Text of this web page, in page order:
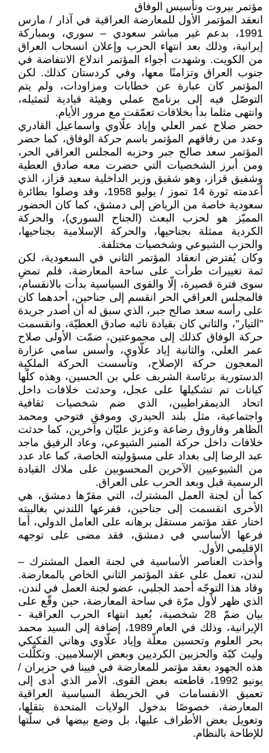
مؤتمر بيروت وتأسيس الوفاق
انعقد المؤتمر الأول للمعارضة العراقية في آذار / مارس
1991، بدعم غير مباشر سعودي – سوري، وبمباركة
إيرانية، وذلك بعد انتهاء الحرب وإعلان انسحاب العراق
من الكويت. وشهدت أجواء المؤتمر اندلاع الانتفاضة في
جنوب العراق وتزامنًا معها، وفي كردستان كذلك. لكن
المؤتمر كان عبارة عن خطابات ومزاودات، ولم يتم
التوصّل فيه إلى برنامج عملي وهيئة قيادية لتمثيله،
وانتهى مثلما بدأ بخلافات تعمّقت مع مرور الأيام.
حضر صلاح عمر العلي وإياد علّاوي واسماعيل القادري
وعدد من رفاقهم المؤتمر باسم حركة الوفاق، كما حضر
المؤتمر سعد صالح جبر وحزبه المجلس العراقي الحر،
ومن أبرز الشخصيات التي حضرت معه صادق العطية
وشفيق قزاز، وهو شقيق وزير الداخلية سعيد قزاز، الذي
أعدمته ثورة 14 تموز / يوليو 1958، وقد وصلوا بطائرة
سعودية خاصة من الرياض إلى دمشق، كما كان الحضور
المميّز هو لحزب البعث (الجناح السوري)، والحركة
الكردية ممثلة بجناحيها، والحركة الإسلامية بجناحيها،
والحزب الشيوعي وشخصيات مختلفة.
وكان يُفترض انعقاد المؤتمر الثاني في السعودية، لكن
ثمة تغييرات طرأت على ساحة المعارضة، فلم تمضِ
سوى فترة قصيرة، إلّا والقوى السياسية بدأت بالانقسام،
فالمجلس العراقي الحر انقسم إلى جناحين، أحدهما كان
على رأسه سعد صالح جبر، الذي سبق له أن أصدر جريدة
"التيار"، والثاني كان بقيادة نائبه صادق العطيّة، وانقسمت
حركة الوفاق كذلك إلى مجموعتين، ضمّت الأولى صلاح
عمر العلي، والثانية إياد علّاوي، وأسس سامي عزارة
المعجون حركة الإصلاح، وتأسست الحركة الملكية
الدستورية برئاسة الشريف علي بن الحسين، وهذه كلّها
كيانات تم تشكيلها على عجل، وحدثت خلافات داخل
اتحاد الديمقراطيين، الذي ضم شخصيات ثقافية
واجتماعية، مثل بلند الحيدري وموفق فتوحي ومحمد
الظاهر وفاروق رضاعة وعزيز عليّان وآخرين، كما حدثت
خلافات داخل حركة المنبر الشيوعي، وعاد الرفيق ماجد
عبد الرضا إلى بغداد على مسؤوليته الخاصة، كما عاد عدد
من الشيوعيين الآخرين المحسوبين على ملاك القيادة
الرسمية قبل وبعد الحرب على العراق.
كما أن لجنة العمل المشترك، التي مقرّها دمشق، هي
الأخرى انقسمت إلى جناحين، ففرعها اللندني بغالبيته
اختار عقد مؤتمر مستقل برهانه على العامل الدولي، أما
فرعها الأساسي في دمشق، فقد مضى على توجهه
الإقليمي الأول.
وأخذت العناصر الأساسية في لجنة العمل المشترك –
لندن، تعمل على عقد المؤتمر الثاني الخاص بالمعارضة.
وقاد هذا التوجّه أحمد الجلبي، عضو لجنة العمل في لندن،
الذي ظهر لأول مرّة في ساحة المعارضة، حين وقّع على
بيان ضمّ 28 شخصية، بُعيد انتهاء الحرب العراقية -
الإيرانية، وذلك في العام 1989، إضافة إلى السيد محمد
بحر العلوم وتحسين معلّة وإياد علّاوي وهاني الفكيكي
وليث كبّة والحزبين الكرديين وبعض الإسلاميين. وتكلّلت
هذه الجهود بعقد مؤتمر للمعارضة في فيينا في حزيران /
يونيو 1992، قاطعته بعض القوى. الأمر الذي أدى إلى
تعميق الانقسامات في الخريطة السياسية العراقية
المعارضة، خصوصًا بدخول الولايات المتحدة بثقلها،
وتعويل بعض الأطراف عليها، بل وضع بيضها في سلّتها
للإطاحة بالنظام.